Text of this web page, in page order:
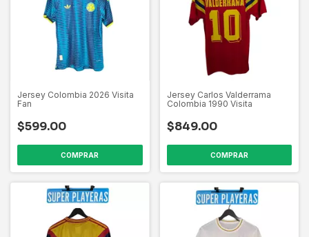
Jersey Colombia 2026 Visita
Fan
$599.00
COMPRAR
Jersey Carlos Valderrama
Colombia 1990 Visita
$849.00
COMPRAR